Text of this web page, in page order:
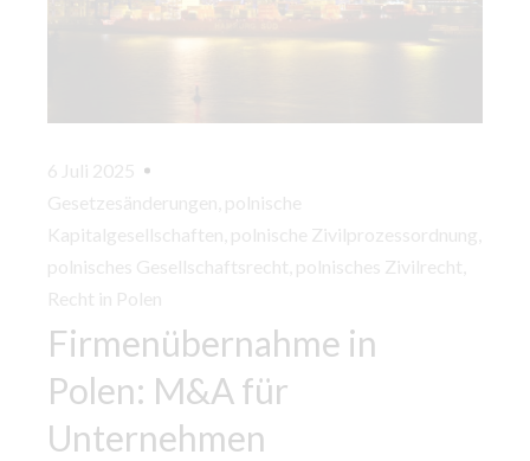
6 Juli 2025
Gesetzesänderungen polnische
Kapitalgesellschaften polnische Zivilprozessordnung
polnisches Gesellschaftsrecht polnisches Zivilrecht
Recht in Polen
Firmenübernahme in
Polen: M&A für
Unternehmen